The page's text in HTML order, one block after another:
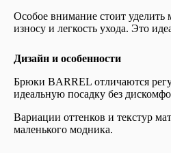
Особое внимание стоит уделить
износу и легкость ухода. Это
Дизайн и особенности
Брюки BARREL отличаются
идеальную посадку без
Вариации оттенков и текстур
маленького модника.